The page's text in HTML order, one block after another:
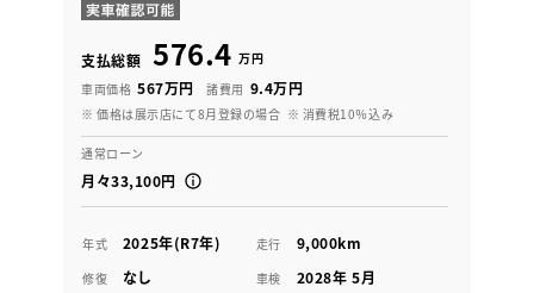
支払総額 576.4 万円
車両価格 567万円 諸費用 9.4万円
※ 価格は展示店にて8月登録の場合 ※ 消費税10％込み
通常ローン
月々33,100円
年式 2025年(R7年) 走行 9,000km
修復 なし 車検 2028年 5月